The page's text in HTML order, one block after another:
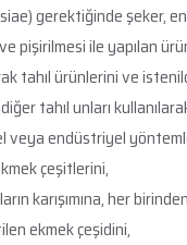
gerektiğinde şeker,
pişirilmesi ile yapılan
tahıl ürünlerini ve
tahıl unları
veya endüstriyel
çeşitlerini,
karışımına, her
ekmek çeşidini,